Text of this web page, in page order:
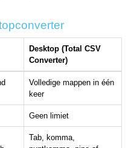
Desktop (Total CSV
Converter)
Volledige mappen in één
keer
Geen limiet
Tab, komma,